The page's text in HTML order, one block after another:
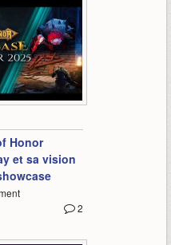
-
Honor
et sa vision
2